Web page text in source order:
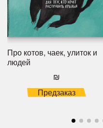
Про котов, чаек, улиток и
людей
₪
Предзаказ